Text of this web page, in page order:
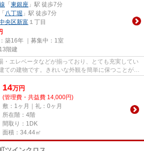
「 東銀座 」駅 徒歩7分
「 八丁堀 」駅 徒歩7分
央区新富 １丁目
築16年 ｜募集中： 1室
階建
・エレベータなどが揃っており、とても充実してい
ての建物です。きれいな外観を簡単に保つことがで
14万円
(管理費・共益費 14,000円)
敷：1ヶ月｜礼：0ヶ月
所在階：4階
間取り：1DK
面積：34.44㎡